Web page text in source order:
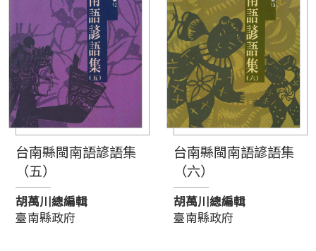
台南縣閩南語諺語集
（五）
胡萬川總編輯
臺南縣政府
台南縣閩南語諺語集
（六）
胡萬川總編輯
臺南縣政府